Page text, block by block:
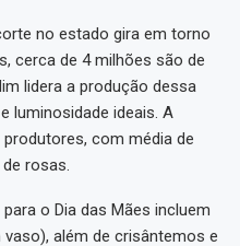
no estado gira em torno
cerca de 4 milhões são de
lidera a produção dessa
luminosidade ideais. A
com média de
rosas.
o Dia das Mães incluem
além de crisântemos e